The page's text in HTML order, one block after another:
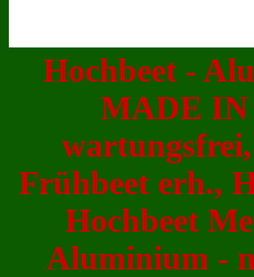
Hochbeet -
MADE
Frühbeet erh.,
Hochbeet
Aluminium -